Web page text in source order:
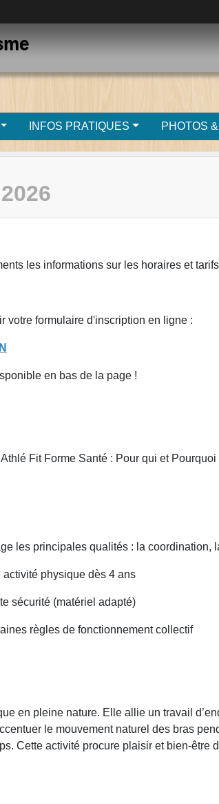
INFOS PRATIQUES PHOTOS
les informations sur les horaires et
votre formulaire d'inscription en ligne :
en bas de la page !
Fit Forme Santé : Pour qui et Pourquoi
les principales qualités : la coordination,
physique dès 4 ans
sécurité (matériel adapté)
règles de fonctionnement collectif
en pleine nature. Elle allie un travail
le mouvement naturel des bras
Cette activité procure plaisir et bien-